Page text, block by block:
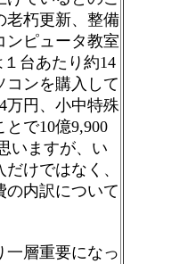
老朽更新、整備
ンピュータ教室
台あたり約14
コンを購入して
万円、小中特殊
で10億9,900
いますが、い
けではなく、
の内訳について
層重要になっ